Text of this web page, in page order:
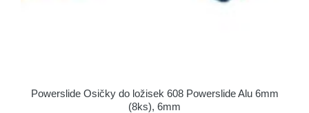
Powerslide Osičky do ložisek 608 Powerslide Alu 6mm
(8ks), 6mm